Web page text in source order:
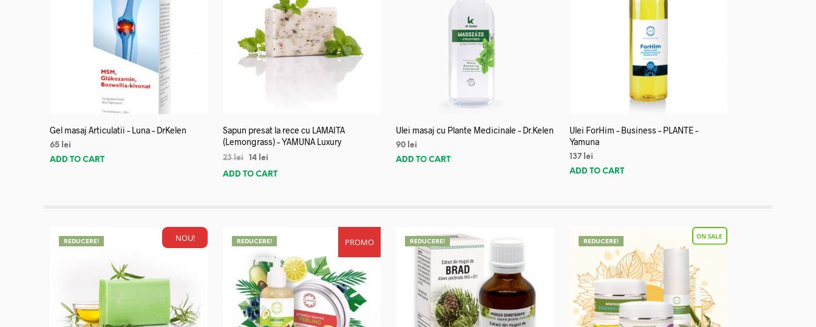
Gel masaj Articulatii – Luna – DrKelen
65 lei
ADD TO CART
Sapun presat la rece cu LAMAITA
(Lemongrass) – YAMUNA Luxury
23lei 14 lei
ADD TO CART
Ulei masaj cu Plante Medicinale – Dr.Kelen
90 lei
ADD TO CART
Ulei ForHim – Business – PLANTE –
Yamuna
137 lei
ADD TO CART
NOU!
REDUCERE! PROMO
REDUCERE! REDUCERE! REDUCERE!